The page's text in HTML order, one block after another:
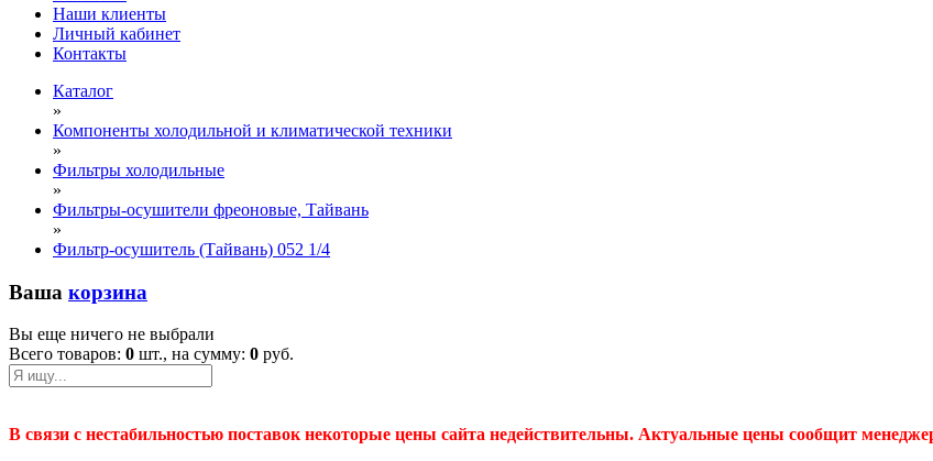
Наши клиенты
Личный кабинет
Контакты
Каталог
»
Компоненты холодильной и климатической техники
»
Фильтры холодильные
»
Фильтры-осушители фреоновые, Тайвань
»
Фильтр-осушитель (Тайвань) 052 1/4
Ваша корзина
Вы еще ничего не выбрали
Всего товаров: 0 шт., на сумму: 0 руб.
В связи с нестабильностью поставок некоторые цены сайта недействительны. Актуальные цены сообщит